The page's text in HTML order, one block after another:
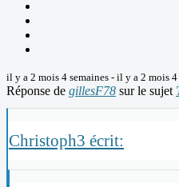
il y a 2 mois 4 semaines - il y a 2 mois 4
Réponse de gillesF78 sur le sujet
Christoph3 écrit: